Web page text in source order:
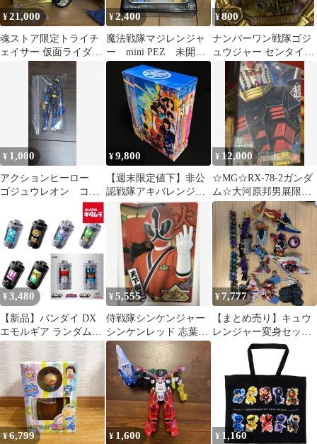
¥21,000
魂ストア限定トライチ
ェイサー 仮面ライダー
¥2,400
魔法戦隊マジレンジャ
ー mini PEZ 未開
封 ペッツ
¥800
ナンバーワン戦隊ゴジ
ュウジャー センタイリ
ング ゴジュウジャー
GWキャンペーン
¥ 1,000
アクションヒーロー
ゴジュウレオン コス
¥9,800
【週末限定値下】非公
認戦隊アキバレンジャ
ーシーズン1Blu-ray全4
巻BOX
¥ 12,000
☆MG☆RX-78-2ガンダ
ム☆大河原邦男展限定
☆リアルタイプカラー
¥ 3,480
【新品】バンダイ DX
エモルギア ランダムボ
ックス02
¥5,555
侍戦隊シンケンジャー
シンケンレッド 志葉丈
瑠 下敷き 限定品 当時
¥7,777
【まとめ売り】キュウ
レンジャー変身セット
¥6,799 ¥ 1,600 ¥ 1,160